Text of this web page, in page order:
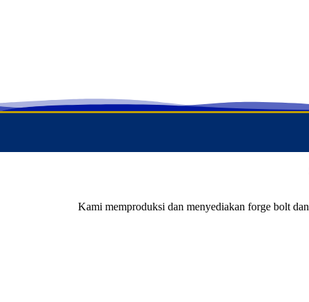
Kami memproduksi dan menyediakan forge bolt